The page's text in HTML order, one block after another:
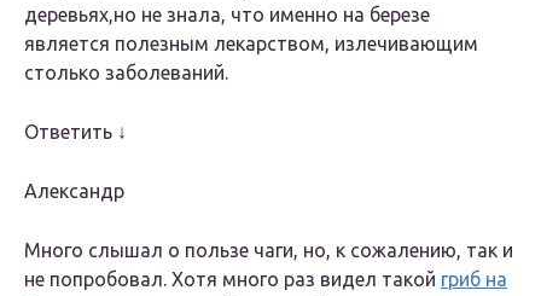
деревьях,но не знала, что именно на березе
является полезным лекарством, излечивающим
столько заболеваний.
Ответить ↓
Александр
Много слышал о пользе чаги, но, к сожалению, так и
не попробовал. Хотя много раз видел такой гриб на